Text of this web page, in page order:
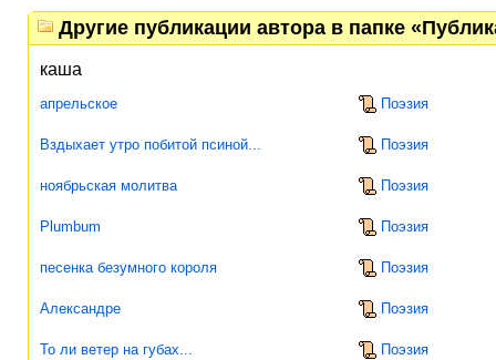
Другие публикации автора в папке
каша
апрельское Поэзия
Вздыхает утро побитой псиной... Поэзия
ноябрьская молитва Поэзия
Plumbum Поэзия
песенка безумного короля Поэзия
Александре Поэзия
То ли ветер на губах... Поэзия